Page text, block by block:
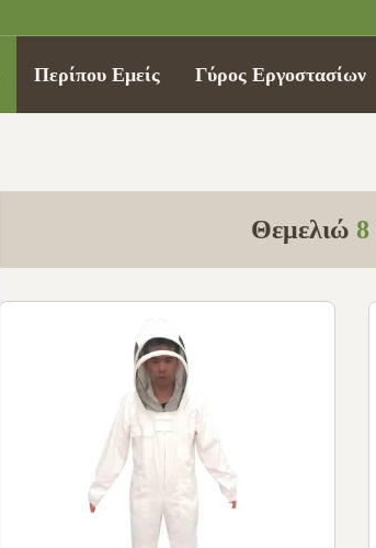
Περίπου Εμείς Γύρος Εργοστασίων
Θεμελιώ 8